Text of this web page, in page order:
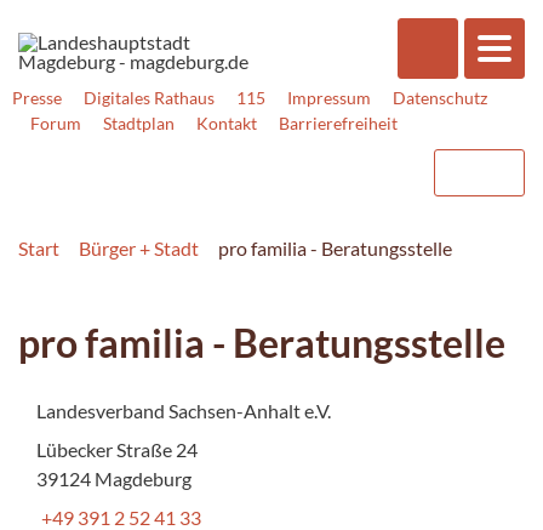
Presse Digitales Rathaus 115 Impressum
Datenschutz
Forum
Stadtplan Kontakt Barrierefreiheit
Start Bürger + Stadt pro familia - Beratungsstelle
pro familia - Beratungsstelle
Landesverband Sachsen-Anhalt e.V.
Lübecker Straße 24
39124 Magdeburg
+49 391 2 52 41 33